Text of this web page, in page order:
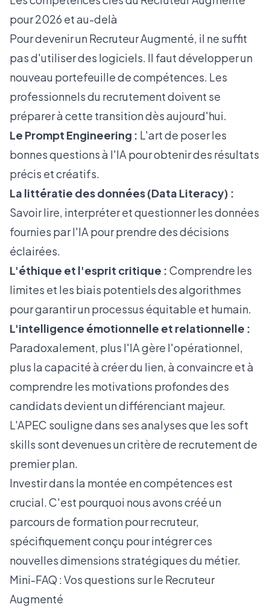
pour 2026 et au-delà
Pour devenir un Recruteur Augmenté, il ne suffit
pas d'utiliser des logiciels. Il faut développer un
nouveau portefeuille de compétences. Les
professionnels du recrutement doivent se
préparer à cette transition dès aujourd'hui.
Le Prompt Engineering : L'art de poser les
bonnes questions à l'IA pour obtenir des résultats
précis et créatifs.
La littératie des données (Data Literacy) :
Savoir lire, interpréter et questionner les données
fournies par l'IA pour prendre des décisions
éclairées.
L'éthique et l'esprit critique : Comprendre les
limites et les biais potentiels des algorithmes
pour garantir un processus équitable et humain.
L'intelligence émotionnelle et relationnelle :
Paradoxalement, plus l'IA gère l'opérationnel,
plus la capacité à créer du lien, à convaincre et à
comprendre les motivations profondes des
candidats devient un différenciant majeur.
L'APEC souligne dans ses analysesque les soft
skills sont devenues un critère de recrutement de
premier plan.
Investir dans la montée en compétences est
crucial. C'est pourquoi nous avons créé un
parcours de formation pour recruteur,
spécifiquement conçu pour intégrer ces
nouvelles dimensions stratégiques du métier.
Mini-FAQ : Vos questions sur le Recruteur
Augmenté